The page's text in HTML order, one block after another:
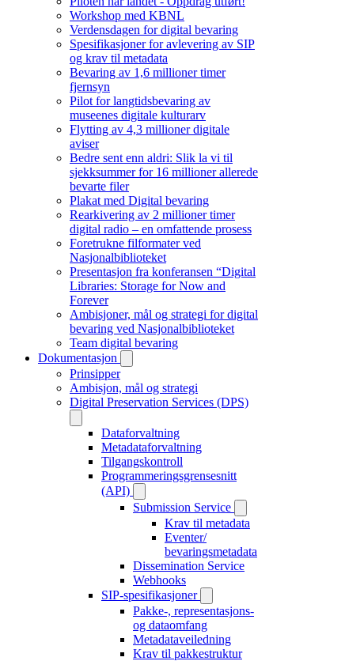
Workshop med KBNL
Verdensdagen for digital bevaring
Spesifikasjoner for avlevering av SIP
og krav til metadata
Bevaring av 1,6 millioner timer
fjernsyn
Pilot for langtidsbevaring av
museenes digitale kulturarv
Flytting av 4,3 millioner digitale
aviser
Bedre sent enn aldri: Slik la vi til
sjekksummer for 16 millioner allerede
bevarte filer
Plakat med Digital bevaring
Rearkivering av 2 millioner timer
digital radio – en omfattende prosess
Foretrukne filformater ved
Nasjonalbiblioteket
Presentasjon fra konferansen “Digital
Libraries: Storage for Now and
Forever
Ambisjoner, mål og strategi for digital
bevaring ved Nasjonalbiblioteket
Team digital bevaring
Dokumentasjon
Prinsipper
Ambisjon, mål og strategi
Digital Preservation Services (DPS)
Dataforvaltning
Metadataforvaltning
Tilgangskontroll
Programmeringsgrensesnitt
(API)
Submission Service
Krav til metadata
Eventer/
bevaringsmetadata
Dissemination Service
Webhooks
SIP-spesifikasjoner
Pakke-, representasjons-
og dataomfang
Metadataveiledning
Krav til pakkestruktur